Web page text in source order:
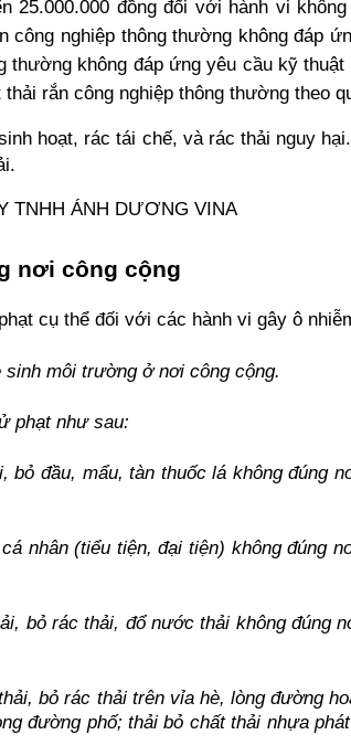
25.000.000 đồng đối với hành vi
nghiệp thông thường không đáp
không đáp ứng yêu cầu kỹ
rắn công nghiệp thông thường theo
hoạt, rác tái chế, và rác thải nguy
nơi công cộng
cụ thể đối với các hành vi gây ô
môi trường ở nơi công cộng.
phạt như sau:
đầu, mẩu, tàn thuốc lá không đúng
nhân (tiểu tiện, đại tiện) không đúng
bỏ rác thải, đổ nước thải không đúng
bỏ rác thải trên vỉa hè, lòng đường
đường phố; thải bỏ chất thải nhựa